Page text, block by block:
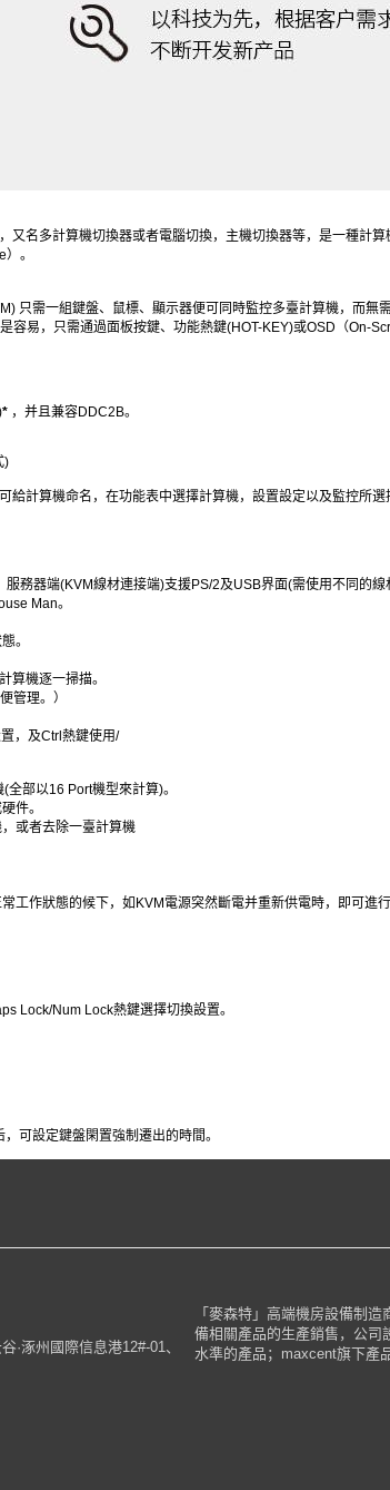
又名多計算機切換器或者電腦切換，主機切換器等，是一種計
。
只需一組鍵盤、鼠標、顯示器便可同時監控多臺計算機，而
容易，只需通過面板按鍵、功能熱鍵(HOT-KEY)或OSD（On-
* ，并且兼容DDC2B。
)
給計算機命名，在功能表中選擇計算機，設置設定以及監控
務器端(KVM線材連接端)支援PS/2及USB界面(需使用不同的線
Man。
。
算機逐一掃描。
管理。）
，及Ctrl熱鍵使用/
部以16 Port機型來計算)。
件。
或者去除一臺計算機
工作狀態的候下，如KVM電源突然斷電并重新供電時，即可進
Lock/Num Lock熱鍵選擇切換設置。
可設定鍵盤閑置強制遷出的時間。
·涿州國際信息港12#-01、
「麥森特」高端機房設備制
備相關產品的生產銷售，公司
水準的產品；maxcent旗下產